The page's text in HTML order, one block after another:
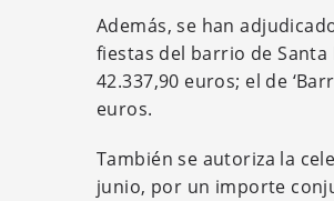
Además, se han
fiestas del barrio de Santa
42.337,90 euros; el de
euros.
También se autoriza la
junio, por un importe